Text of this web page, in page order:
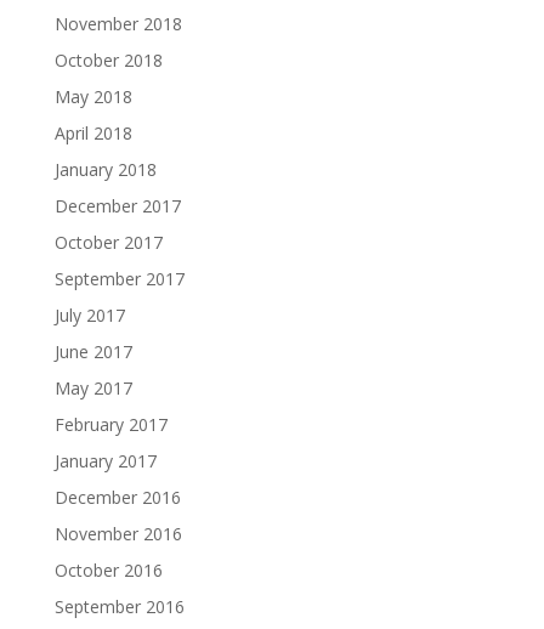
November 2018
October 2018
May 2018
April 2018
January 2018
December 2017
October 2017
September 2017
July 2017
June 2017
May 2017
February 2017
January 2017
December 2016
November 2016
October 2016
September 2016